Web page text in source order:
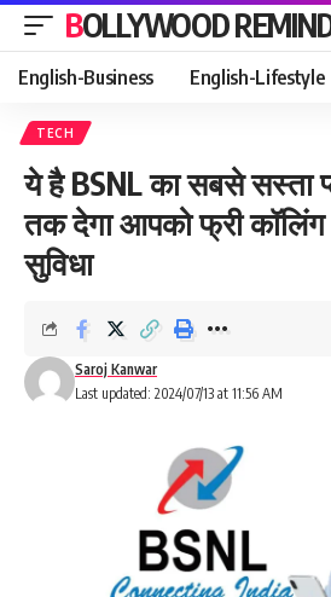
BOLLYWOOD
English-Business English-Lifestyle
TECH
ये है BSNL का सबसे सस्ता
तक देगा आपको फ्री
सुविधा
Last updated: 2024/07/13 at 11:56 AM
Saroj Kanwar